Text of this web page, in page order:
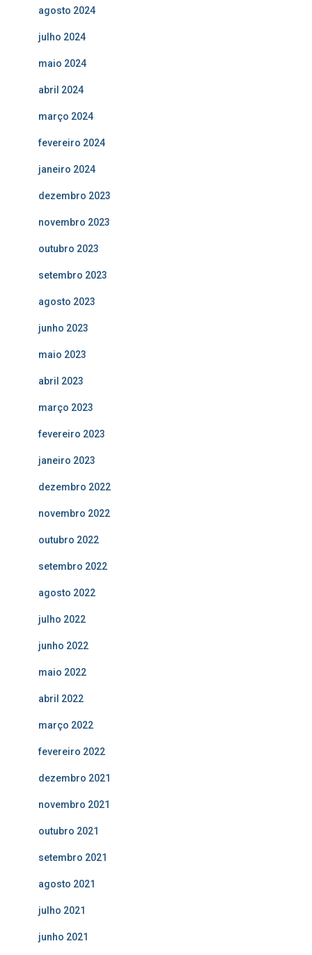
agosto 2024
julho 2024
maio 2024
abril 2024
março 2024
fevereiro 2024
janeiro 2024
dezembro 2023
novembro 2023
outubro 2023
setembro 2023
agosto 2023
junho 2023
maio 2023
abril 2023
março 2023
fevereiro 2023
janeiro 2023
dezembro 2022
novembro 2022
outubro 2022
setembro 2022
agosto 2022
julho 2022
junho 2022
maio 2022
abril 2022
março 2022
fevereiro 2022
dezembro 2021
novembro 2021
outubro 2021
setembro 2021
agosto 2021
julho 2021
junho 2021